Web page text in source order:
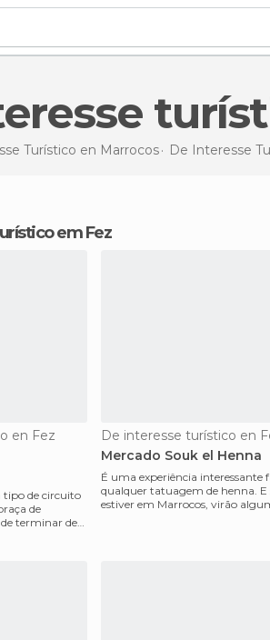
Turístico en Marrocos De Interesse
em Fez
en Fez
tipo de circuito
de
De interesse turístico en
Mercado Souk el Henna
É uma experiência interessante
qualquer tatuagem de henna. E
estiver em Marrocos, virão